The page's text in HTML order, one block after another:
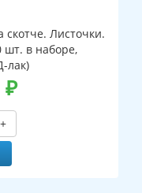
Листочки.
шт. в наборе,
лак)
₽
+